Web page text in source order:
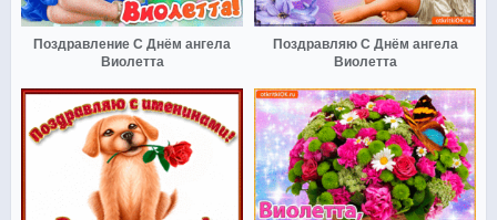
Поздравление С Днём ангела
Виолетта
Поздравляю С Днём ангела
Виолетта